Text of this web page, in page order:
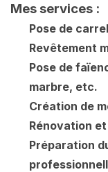
Mes services :
Pose de
Revêtement
Pose de
marbre, etc.
Création de
Rénovation
Préparation